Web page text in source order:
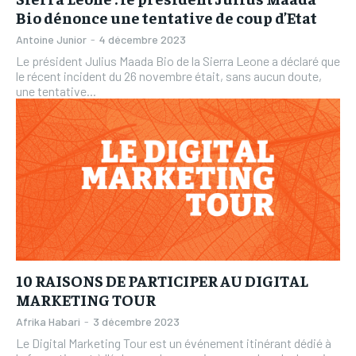
fugiat nulla pariatur.
Mon compte
RUBRIQUES
AFRIQUE
COMMUNIQUÉ
CULTURE
DIVERS
ECONOMIE
MONDE
OPPORTUNITÉ
RECOMMENDED
1-YEAR
/ year
Pay now and you get access to exclusive news and
articles for a whole year.
1-MONTH
/ month
the first one until you opt out of the monthly
subscription.
RECOMMENDED
1-YEAR
/ year
Pay now and you get access to exclusive news and
articles for a whole year.
1-MONTH
/ month
the first one until you opt out of the monthly
subscription.
fugiat nulla pariatur.
Mon compte
RUBRIQUES
AFRIQUE
COMMUNIQUÉ
CULTURE
DIVERS
ECONOMIE
MONDE
OPPORTUNITÉ
RUBRIQUES
AFRIQUE
COMMUNIQUÉ
CULTURE
DIVERS
ECONOMIE
MONDE
OPPORTUNITÉ
PARTENAIRES
RUBRIQUES
AFRIQUE
COMMUNIQUÉ
CULTURE
DIVERS
ECONOMIE
MONDE
OPPORTUNITÉ
PARTENAIRES
Bio dénonce une tentative de coup d’Etat
Antoine Junior - 4 décembre 2023
Le président Julius Maada Bio de la Sierra Leone a déclaré que
le récent incident du 26 novembre était, sans aucun doute,
une tentative...
10 RAISONS DE PARTICIPER AU DIGITAL
MARKETING TOUR
Afrika Habari - 3 décembre 2023
Le Digital Marketing Tour est un événement itinérant dédié à